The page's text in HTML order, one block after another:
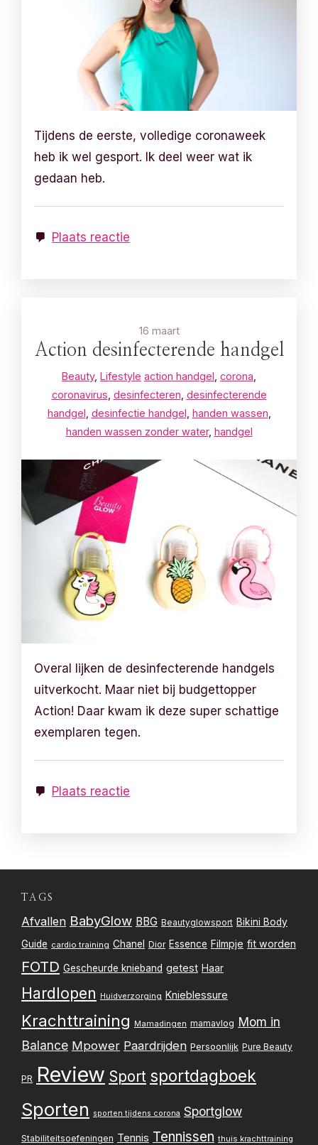
Tijdens de eerste, volledige coronaweek
heb ik wel gesport. Ik deel weer wat ik
gedaan heb.
Plaats reactie
16 maart
Action desinfecterende handgel
Beauty, Lifestyle action handgel corona
coronavirus desinfecteren desinfecterende
handgel desinfectie handgel handen wassen
handen wassen zonder water, handgel
Overal lijken de desinfecterende handgels
uitverkocht. Maar niet bij budgettopper
Action! Daar kwam ik deze super schattige
exemplaren tegen.
Plaats reactie
TAGS
Afvallen BabyGlow BBG Beautyglowsport Bikini Body
Guide cardio training Chanel Dior Essence Filmpje fit worden
FOTD Gescheurde knieband getest Haar
Hardlopen Huidverzorging Knieblessure
Krachttraining Mamadingen mamavlog Mom in
Balance Mpower Paardrijden Persoonlijk Pure Beauty
PR Review Sport sportdagboek
Sporten sporten tijdens corona Sportglow
Stabiliteitsoefeningen Tennis Tennissen thuis krachttraining